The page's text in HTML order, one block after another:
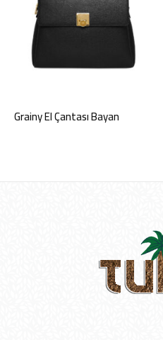
Grainy El Çantası Bayan